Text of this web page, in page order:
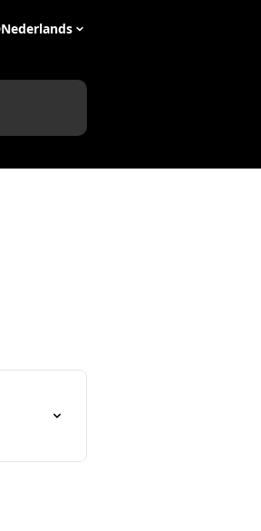
Nederlands